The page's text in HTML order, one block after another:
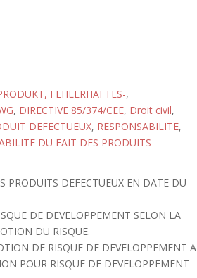
FEHLERHAFTES-,
, DIRECTIVE 85/374/CEE, Droit civil,
DEFECTUEUX, RESPONSABILITE,
DU FAIT DES PRODUITS
PRODUITS DEFECTUEUX EN DATE DU
DE DEVELOPPEMENT SELON LA
DU RISQUE.
DE RISQUE DE DEVELOPPEMENT A
POUR RISQUE DE DEVELOPPEMENT